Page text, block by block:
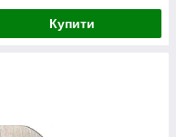
Купити